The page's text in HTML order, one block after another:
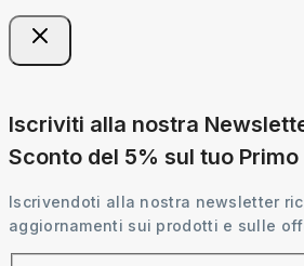
Iscriviti alla nostra
Sconto del 5% sul tuo Primo
Iscrivendoti alla nostra newsletter
aggiornamenti sui prodotti e sulle